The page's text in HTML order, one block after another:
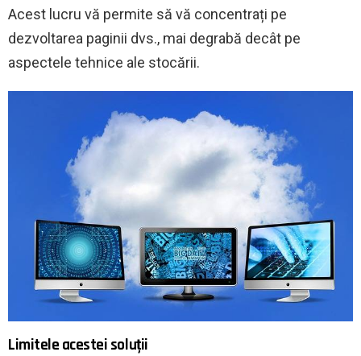
Acest lucru vă permite să vă concentrați pe
dezvoltarea paginii dvs., mai degrabă decât pe
aspectele tehnice ale stocării.
Limitele acestei soluții